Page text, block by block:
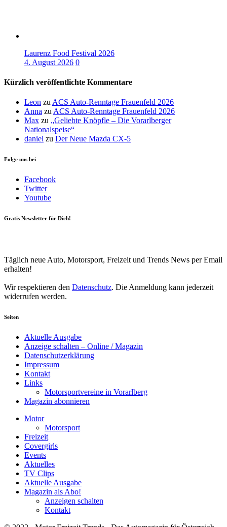
Laurenz Food Festival 2026
4. August 2026 0
Kürzlich veröffentlichte Kommentare
Leon zuACS Auto-Renntage Frauenfeld 2026
Anna zuACS Auto-Renntage Frauenfeld 2026
Max zu „Geliebte Knöpfle – Die Vorarlberger
Nationalspeise“
daniel zu Der Neue Mazda CX-5
Folge uns bei
Facebook
Twitter
Youtube
Gratis Newsletter für Dich!
Täglich neue Auto, Motorsport, Freizeit und Trends News per Email
erhalten!
Wir respektieren den Datenschutz. Die Anmeldung kann jederzeit
widerrufen werden.
Seiten
Aktuelle Ausgabe
Anzeige schalten – Online / Magazin
Datenschutzerklärung
Impressum
Kontakt
Links
Motorsportvereine in Vorarlberg
Magazin abonnieren
Motor
Motorsport
Freizeit
Covergirls
Events
Aktuelles
TV Clips
Aktuelle Ausgabe
Magazin als Abo!
Anzeigen schalten
Kontakt